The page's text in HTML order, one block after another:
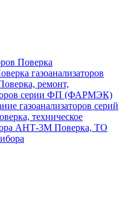
Поверка
газоанализаторов
ремонт,
серии ФП (ФАРМЭК)
газоанализаторов серий
техническое
АНТ-3М Поверка, ТО